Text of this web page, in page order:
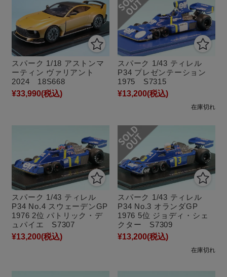
スパーク 1/18 アストンマ
ーティン ヴァリアント
2024 18S668
¥33,990(税込)
スパーク 1/43 ティレル
P34 プレゼンテーション
1975 S7315
¥13,200(税込)
在庫切れ
スパーク 1/43 ティレル
P34 No.4 スウェーデンGP
1976 2位 パトリック・デ
ュパイエ S7307
¥13,200(税込)
スパーク 1/43 ティレル
P34 No.3 オランダGP
1976 5位 ジョディ・シェ
クター S7309
¥13,200(税込)
在庫切れ